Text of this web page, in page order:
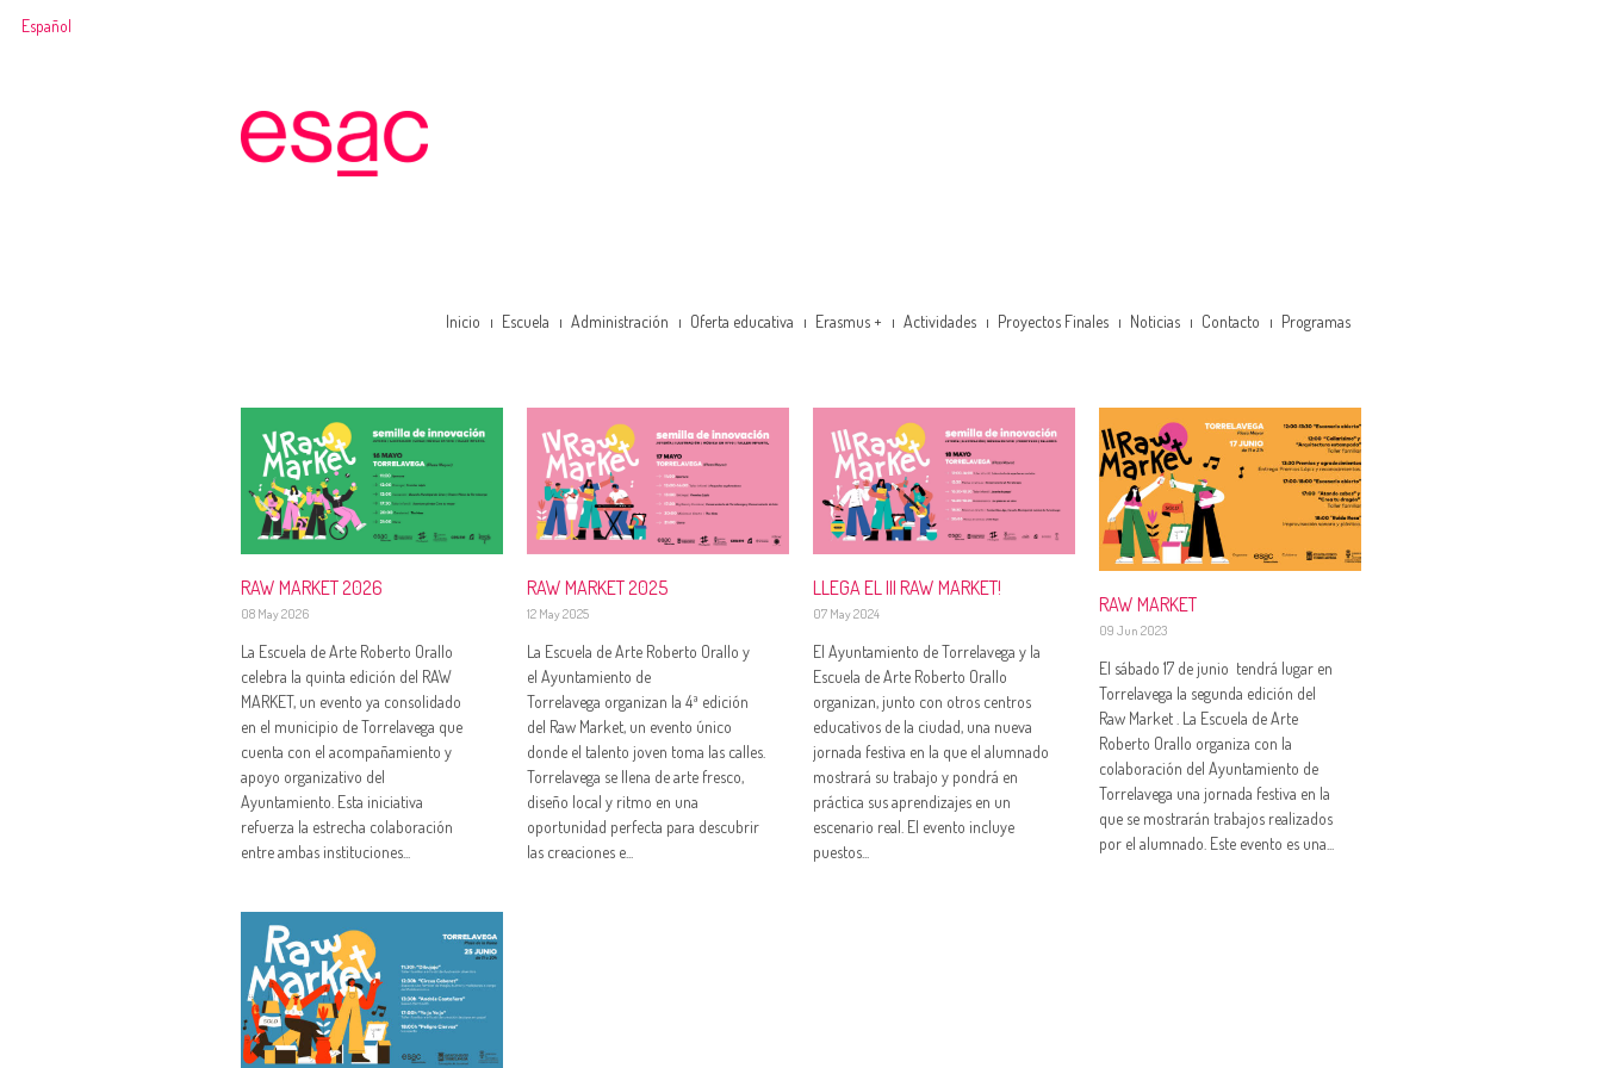
Español
Inicio Escuela Administración Oferta educativa Erasmus + Actividades Proyectos Finales Noticias Contacto Programas
RAW MARKET 2026
08 May 2026
La Escuela de Arte Roberto Orallo
celebra la quinta edición del RAW
MARKET, un evento ya consolidado
en el municipio de Torrelavega que
cuenta con el acompañamiento y
apoyo organizativo del
Ayuntamiento. Esta iniciativa
refuerza la estrecha colaboración
entre ambas instituciones...
RAW MARKET 2025
12 May 2025
La Escuela de Arte Roberto Orallo y
el Ayuntamiento de
Torrelavega organizan la 4ª edición
del Raw Market, un evento único
donde el talento joven toma las calles.
Torrelavega se llena de arte fresco,
diseño local y ritmo en una
oportunidad perfecta para descubrir
las creaciones e...
LLEGA EL III RAW MARKET!
07 May 2024
El Ayuntamiento de Torrelavega y la
Escuela de Arte Roberto Orallo
organizan, junto con otros centros
educativos de la ciudad, una nueva
jornada festiva en la que el alumnado
mostrará su trabajo y pondrá en
práctica sus aprendizajes en un
escenario real. El evento incluye
puestos...
RAW MARKET
09 Jun 2023
El sábado 17 de junio tendrá lugar en
Torrelavega la segunda edición del
Raw Market . La Escuela de Arte
Roberto Orallo organiza con la
colaboración del Ayuntamiento de
Torrelavega una jornada festiva en la
que se mostrarán trabajos realizados
por el alumnado. Este evento es una...